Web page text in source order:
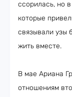
ссорилась, но
которые
связывали узы
жить вместе.
В мае Ариана
отношениям